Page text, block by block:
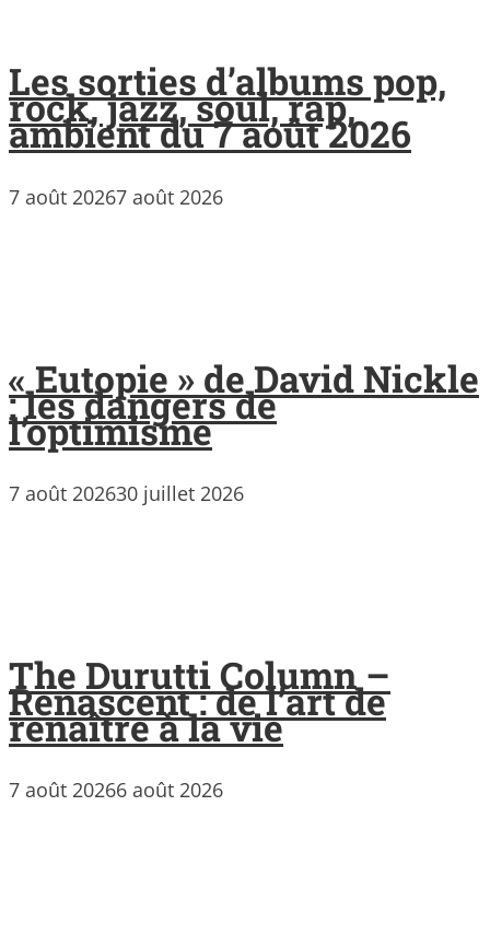
Les sorties d’albums pop,
rock, jazz, soul, rap,
ambient du 7 août 2026
7 août 20267 août 2026
« Eutopie » de David Nickle
: les dangers de
l’optimisme
7 août 202630 juillet 2026
The Durutti Column –
Renascent : de l’art de
renaître à la vie
7 août 20266 août 2026